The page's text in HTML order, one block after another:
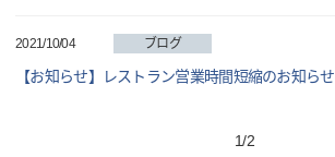
2021/10/04 ブログ
【お知らせ】レストラン営業時間短縮のお知らせ
1/2